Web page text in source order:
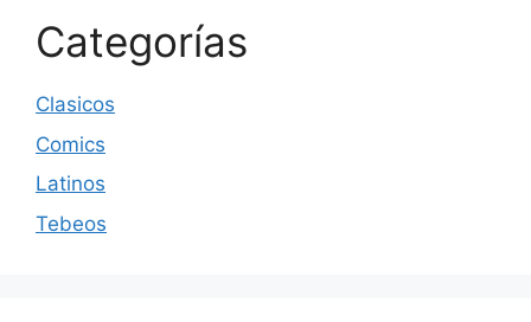
Categorías
Clasicos
Comics
Latinos
Tebeos